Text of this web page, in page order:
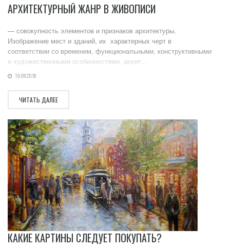
АРХИТЕКТУРНЫЙ ЖАНР В ЖИВОПИСИ
— совокупность элементов и признаков архитектуры.
Изображение мест и зданий, их характерных черт в
соответствии со временем, функциональными, конструктивными
и художественными особенностями, архит...
19.08.2018
ЧИТАТЬ ДАЛЕЕ
КАКИЕ КАРТИНЫ СЛЕДУЕТ ПОКУПАТЬ?